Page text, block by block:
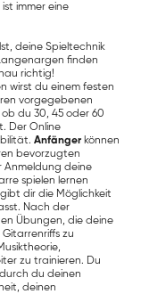
ist immer eine
deine Spieltechnik
finden
richtig!
wirst du einem festen
vorgegebenen
du 30, 45 oder 60
Der Online
Anfänger können
bevorzugten
Anmeldung deine
spielen lernen
gibt dir die Möglichkeit
Nach der
Übungen, die deine
Gitarrenriffs zu
zu trainieren. Du
du deinen
deinen